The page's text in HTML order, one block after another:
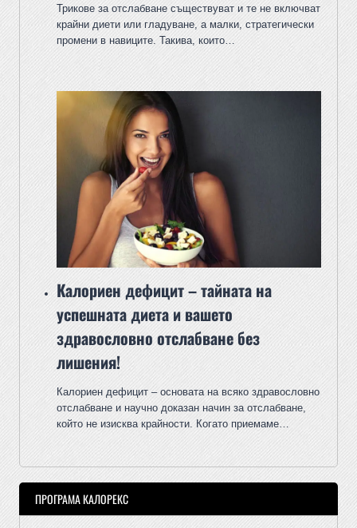
Трикове за отслабване съществуват и те не включват
крайни диети или гладуване, а малки, стратегически
промени в навиците. Такива, които…
Калориен дефицит – тайната на
успешната диета и вашето
здравословно отслабване без
лишения!
Калориен дефицит – основата на всяко здравословно
отслабване и научно доказан начин за отслабване,
който не изисква крайности. Когато приемаме…
ПРОГРАМА КАЛОРЕКС